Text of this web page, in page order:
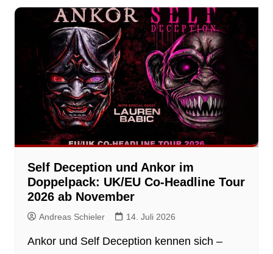
Self Deception und Ankor im
Doppelpack: UK/EU Co-Headline Tour
2026 ab November
Andreas Schieler 14. Juli 2026
Ankor und Self Deception kennen sich –